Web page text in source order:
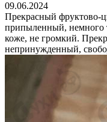
09.06.2024
Прекрасный фруктово-
припыленный, немного
коже, не громкий.
непринужденный,